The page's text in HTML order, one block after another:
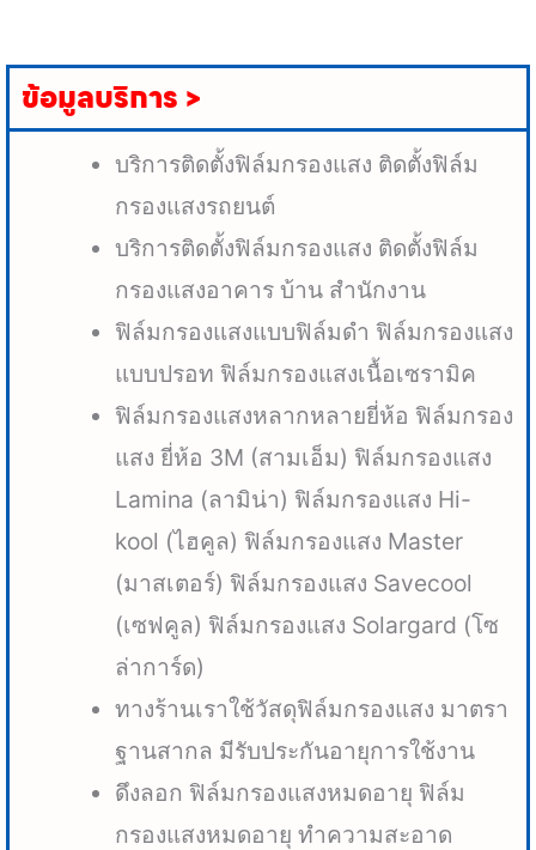
ข้อมูลบริการ >
บริการติดตั้งฟิล์มกรองแสง ติดตั้งฟิล์ม
กรองแสงรถยนต์
บริการติดตั้งฟิล์มกรองแสง ติดตั้งฟิล์ม
กรองแสงอาคาร บ้าน สำนักงาน
ฟิล์มกรองแสงแบบฟิล์มดำ ฟิล์มกรองแสง
แบบปรอท ฟิล์มกรองแสงเนื้อเซรามิค
ฟิล์มกรองแสงหลากหลายยี่ห้อ ฟิล์มกรอง
แสง ยี่ห้อ 3M (สามเอ็ม) ฟิล์มกรองแสง
Lamina (ลามิน่า) ฟิล์มกรองแสง Hi-
kool (ไฮคูล) ฟิล์มกรองแสง Master
(มาสเตอร์) ฟิล์มกรองแสง Savecool
(เซฟคูล) ฟิล์มกรองแสง Solargard (โซ
ล่าการ์ด)
ทางร้านเราใช้วัสดุฟิล์มกรองแสง มาตรา
ฐานสากล มีรับประกันอายุการใช้งาน
ดึงลอก ฟิล์มกรองแสงหมดอายุ ฟิล์ม
กรองแสงหมดอายุ ทำความสะอาด